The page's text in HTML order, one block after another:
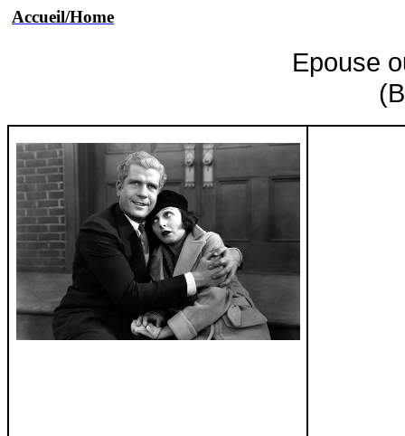
Accueil/Home
Epouse